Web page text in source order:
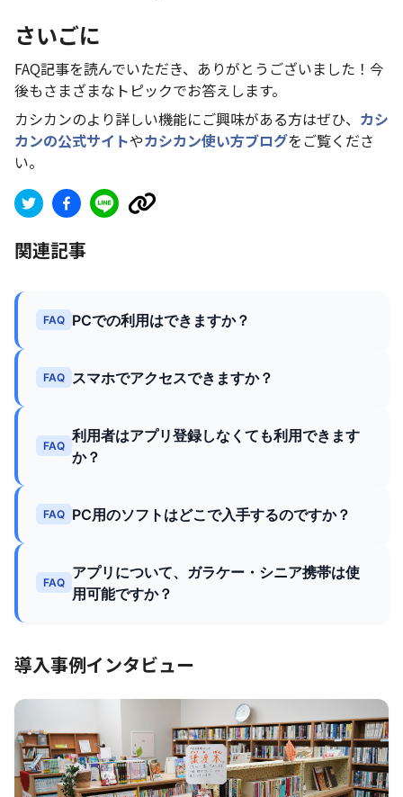
さいごに
FAQ記事を読んでいただき、ありがとうございました！今
後もさまざまなトピックでお答えします。
カシカンのより詳しい機能にご興味がある方はぜひ、 カシ
カンの公式サイトやカシカン使い方ブログをご覧くださ
い。
関連記事
FAQ PCでの利用はできますか？
FAQ スマホでアクセスできますか？
FAQ
利用者はアプリ登録しなくても利用できます
か？
FAQ PC用のソフトはどこで入手するのですか？
FAQ
アプリについて、ガラケー・シニア携帯は使
用可能ですか？
導入事例インタビュー